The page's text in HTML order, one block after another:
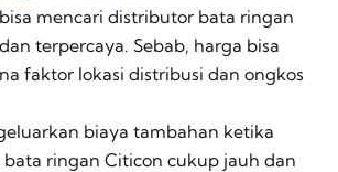
mencari distributor bata ringan
terpercaya. Sebab, harga bisa
faktor lokasi distribusi dan ongkos
biaya tambahan ketika
bata ringan Citicon cukup jauh dan